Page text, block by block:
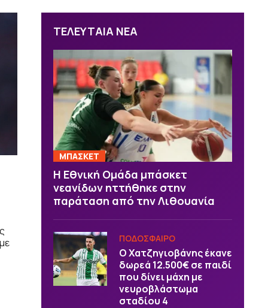
ΤΕΛΕΥΤΑΙΑ ΝΕΑ
ΜΠΑΣΚΕΤ
Η Εθνική Ομάδα μπάσκετ
νεανίδων ηττήθηκε στην
παράταση από την Λιθουανία
ΠΟΔΟΣΦΑΙΡΟ
Ο Χατζηγιοβάνης έκανε
δωρεά 12.500€ σε παιδί
που δίνει μάχη με
νευροβλάστωμα
σταδίου 4